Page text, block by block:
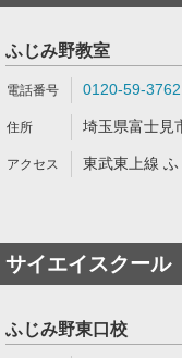
ふじみ野教室
0120-59-3762
埼玉県富士見
東武東上線
サイエイスクール
ふじみ野東口校